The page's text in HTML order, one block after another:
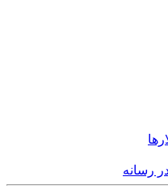
رسانه